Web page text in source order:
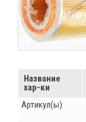
Название
хар-ки
Артикул(ы)